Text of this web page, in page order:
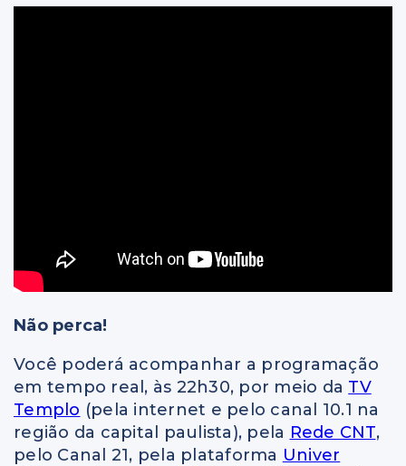
Não perca!
Você poderá acompanhar a programação
em tempo real, às 22h30, por meio da TV
Templo (pela internet e pelo canal 10.1 na
região da capital paulista), pela Rede CNT,
pelo Canal 21, pela plataforma Univer